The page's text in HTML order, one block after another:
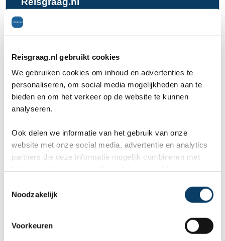
Reisgraag.nl gebruikt cookies
We gebruiken cookies om inhoud en advertenties te
personaliseren, om social media mogelijkheden aan te
bieden en om het verkeer op de website te kunnen
analyseren.
Ook delen we informatie van het gebruik van onze
website met onze social media, advertentie en analytics
partners die deze informatie mogelijk combineren met
Noodzakelijk
Voorkeuren
Stationssingel 120e
0486-412199
0486-412199